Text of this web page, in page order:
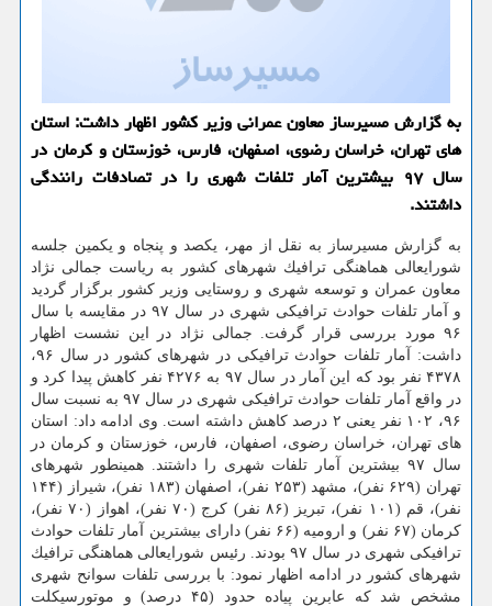
به گزارش مسیرساز معاون عمرانی وزیر كشور اظهار داشت: استان
های تهران، خراسان رضوی، اصفهان، فارس، خوزستان و كرمان در
سال ۹۷ بیشترین آمار تلفات شهری را در تصادفات رانندگی
داشتند.
به گزارش مسیرساز به نقل از مهر، یكصد و پنجاه و یكمین جلسه
شورایعالی هماهنگی ترافیك شهرهای كشور به ریاست جمالی نژاد
معاون عمران و توسعه شهری و روستایی وزیر كشور برگزار گردید
و آمار تلفات حوادث ترافیكی شهری در سال ۹۷ در مقایسه با سال
۹۶ مورد بررسی قرار گرفت. جمالی نژاد در این نشست اظهار
داشت: آمار تلفات حوادث ترافیكی در شهرهای كشور در سال ۹۶،
۴۳۷۸ نفر بود كه این آمار در سال ۹۷ به ۴۲۷۶ نفر كاهش پیدا كرد و
در واقع آمار تلفات حوادث ترافیكی شهری در سال ۹۷ به نسبت سال
۹۶، ۱۰۲ نفر یعنی ۲ درصد كاهش داشته است. وی ادامه داد: استان
های تهران، خراسان رضوی، اصفهان، فارس، خوزستان و كرمان در
سال ۹۷ بیشترین آمار تلفات شهری را داشتند. همینطور شهرهای
تهران (۶۲۹ نفر)، مشهد (۲۵۳ نفر)، اصفهان (۱۸۳ نفر)، شیراز (۱۴۴
نفر)، قم (۱۰۱ نفر)، تبریز (۸۶ نفر) كرج (۷۰ نفر)، اهواز (۷۰ نفر)،
كرمان (۶۷ نفر) و ارومیه (۶۶ نفر) دارای بیشترین آمار تلفات حوادث
ترافیكی شهری در سال ۹۷ بودند. رئیس شورایعالی هماهنگی ترافیك
شهرهای كشور در ادامه اظهار نمود: با بررسی تلفات سوانح شهری
مشخص شد كه عابرین پیاده حدود (۴۵ درصد) و موتورسیكلت